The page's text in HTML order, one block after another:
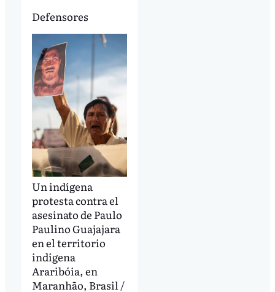
Defensores
Un indígena
protesta contra el
asesinato de Paulo
Paulino Guajajara
en el territorio
indígena
Araribóia, en
Maranhão, Brasil /